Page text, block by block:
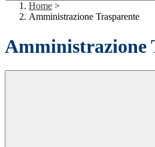
Home >
Amministrazione Trasparente
Amministrazione